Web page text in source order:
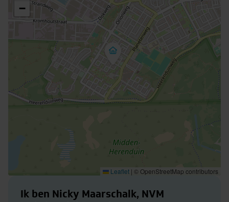
−
Leaflet | © OpenStreetMap contributors
Ik ben Nicky Maarschalk, NVM